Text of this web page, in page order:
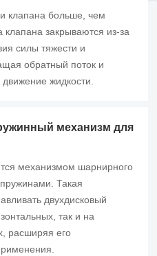
клапана больше, чем
закрываются из-за
силы тяжести и
обратный поток и
жидкости.
механизм для
механизмом шарнирного
Такая
двухдисковый
так и на
расширяя его